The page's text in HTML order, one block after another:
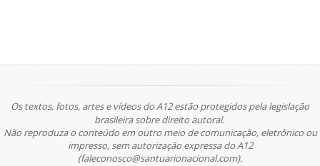
Os textos, fotos, artes e vídeos do A12 estão protegidos pela legislação
brasileira sobre direito autoral.
Não reproduza o conteúdo em outro meio de comunicação, eletrônico ou
impresso, sem autorização expressa do A12
(faleconosco@santuarionacional.com).